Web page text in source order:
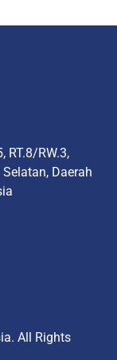
RT.8/RW.3,
Daerah
All Rights